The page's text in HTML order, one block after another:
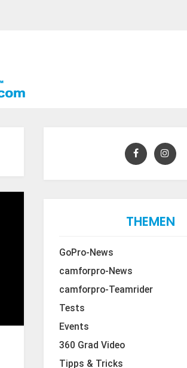
THEMEN
GoPro-News
camforpro-News
camforpro-Teamrider
Tests
Events
360 Grad Video
Tipps & Tricks